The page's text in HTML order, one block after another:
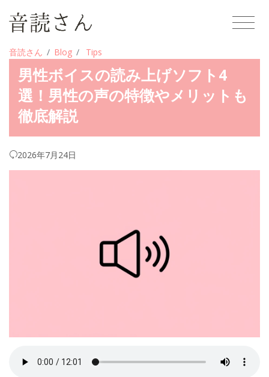
音読さん Blog Tips
男性ボイスの読み上げソフト4
選！男性の声の特徴やメリットも
徹底解説
2026年7月24日